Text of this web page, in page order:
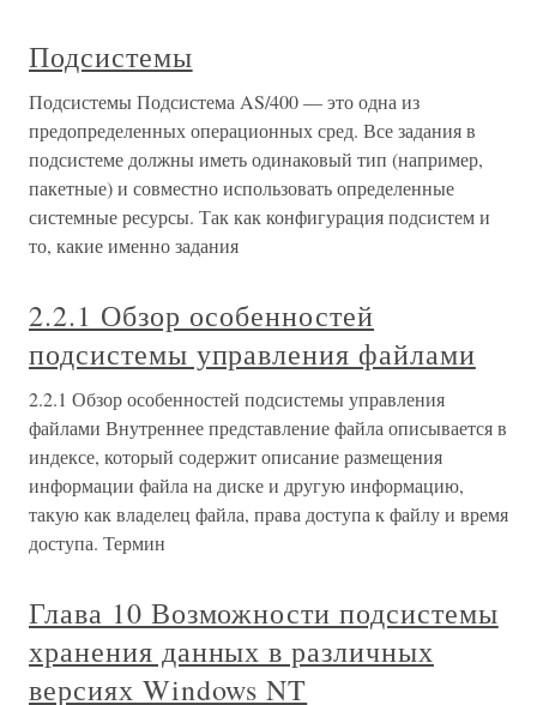
Подсистемы
Подсистемы Подсистема AS/400 — это одна из
предопределенных операционных сред. Все задания в
подсистеме должны иметь одинаковый тип (например,
пакетные) и совместно использовать определенные
системные ресурсы. Так как конфигурация подсистем и
то, какие именно задания
2.2.1 Обзор особенностей
подсистемы управления файлами
2.2.1 Обзор особенностей подсистемы управления
файлами Внутреннее представление файла описывается в
индексе, который содержит описание размещения
информации файла на диске и другую информацию,
такую как владелец файла, права доступа к файлу и время
доступа. Термин
Глава 10 Возможности подсистемы
хранения данных в различных
версиях Windows NT